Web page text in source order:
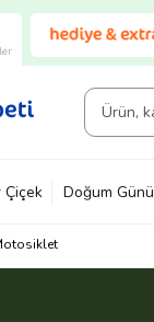
Çiçek Doğum Günü